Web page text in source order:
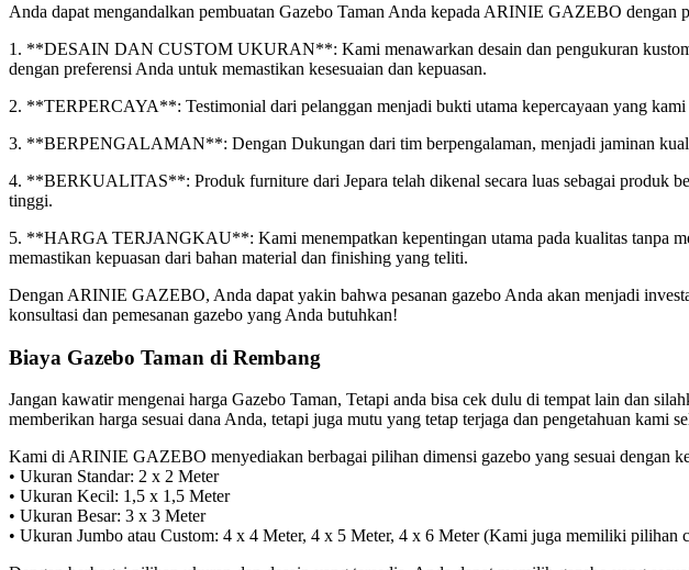
Anda dapat mengandalkan pembuatan Gazebo Taman Anda kepada ARINIE GAZEBO
1. **DESAIN DAN CUSTOM UKURAN**: Kami menawarkan desain dan pengukuran kustom
dengan preferensi Anda untuk memastikan kesesuaian dan kepuasan.
2. **TERPERCAYA**: Testimonial dari pelanggan menjadi bukti utama kepercayaan yang
3. **BERPENGALAMAN**: Dengan Dukungan dari tim berpengalaman, menjadi jaminan
4. **BERKUALITAS**: Produk furniture dari Jepara telah dikenal secara luas sebagai produk
tinggi.
5. **HARGA TERJANGKAU**: Kami menempatkan kepentingan utama pada kualitas tanpa
memastikan kepuasan dari bahan material dan finishing yang teliti.
Dengan ARINIE GAZEBO, Anda dapat yakin bahwa pesanan gazebo Anda akan menjadi
konsultasi dan pemesanan gazebo yang Anda butuhkan!
Biaya Gazebo Taman di Rembang
Jangan kawatir mengenai harga Gazebo Taman, Tetapi anda bisa cek dulu di tempat lain dan
memberikan harga sesuai dana Anda, tetapi juga mutu yang tetap terjaga dan pengetahuan kami
Kami di ARINIE GAZEBO menyediakan berbagai pilihan dimensi gazebo yang sesuai dengan
• Ukuran Standar: 2 x 2 Meter
• Ukuran Kecil: 1,5 x 1,5 Meter
• Ukuran Besar: 3 x 3 Meter
• Ukuran Jumbo atau Custom: 4 x 4 Meter, 4 x 5 Meter, 4 x 6 Meter (Kami juga memiliki pilihan